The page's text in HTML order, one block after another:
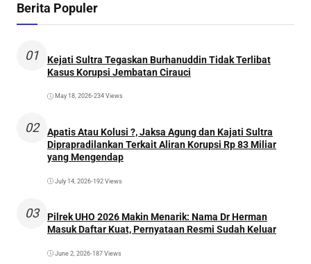
Berita Populer
01
Kejati Sultra Tegaskan Burhanuddin Tidak Terlibat
Kasus Korupsi Jembatan Cirauci
May 18, 2026•234 Views
02
Apatis Atau Kolusi ?, Jaksa Agung dan Kajati Sultra
Diprapradilankan Terkait Aliran Korupsi Rp 83 Miliar
yang Mengendap
July 14, 2026•192 Views
03
Pilrek UHO 2026 Makin Menarik: Nama Dr Herman
Masuk Daftar Kuat, Pernyataan Resmi Sudah Keluar
June 2, 2026•187 Views